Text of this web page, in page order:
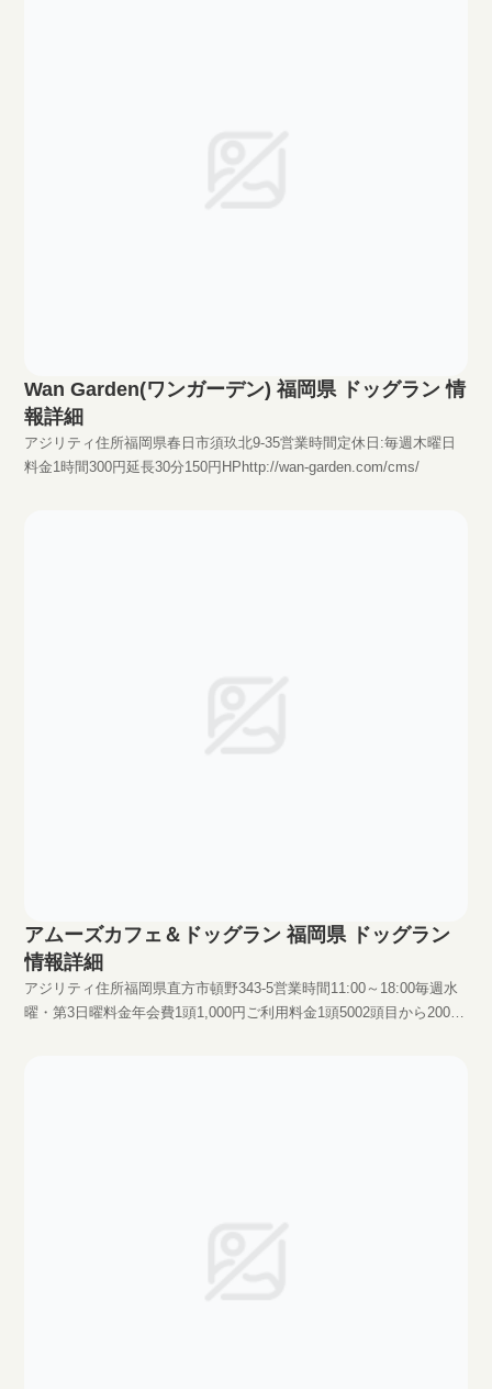
Wan Garden(ワンガーデン) 福岡県 ドッグラン 情
報詳細
アジリティ住所福岡県春日市須玖北9-35営業時間定休日:毎週木曜日
料金1時間300円延長30分150円HPhttp://wan-garden.com/cms/
アムーズカフェ＆ドッグラン 福岡県 ドッグラン
情報詳細
アジリティ住所福岡県直方市頓野343-5営業時間11:00～18:00毎週水
曜・第3日曜料金年会費1頭1,000円ご利用料金1頭5002頭目から200円